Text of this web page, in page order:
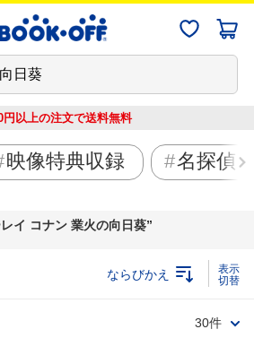
円以上の注文で送料無料
映像特典収録 名探偵
イ コナン 業火の向日葵
ならびかえ
30件